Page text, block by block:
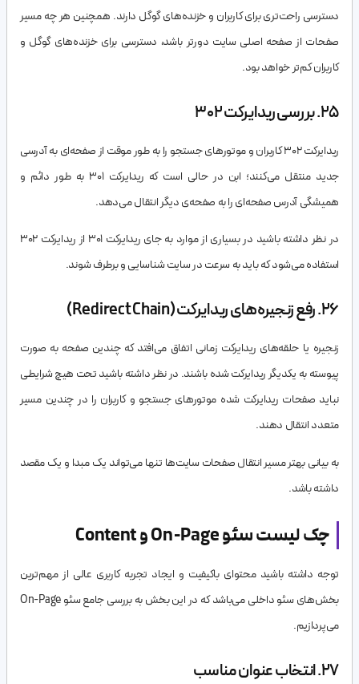
دسترسی راحت‌تری برای کاربران و خزنده‌های گوگل دارند. همچنین هر چه مسیر
صفحات از صفحه اصلی سایت دورتر باشد، دسترسی برای خزنده‌های گوگل و
کاربران کم‌تر خواهد بود.
25. بررسی ریدایرکت 302
ریدایرکت 302 کاربران و موتورهای جستجو را به طور موقت از صفحه‌ای به آدرسی
جدید منتقل می‌کنند؛ ابن در حالی است که ریدایرکت 301 به طور دائم و
همیشگی آدرس صفحه‌ای را به صفحه‌ی دیگر انتقال می‌دهد.
در نظر داشته باشید در بسیاری از موارد به جای ریدایرکت 301 از ریدایرکت 302
استفاده می‌شود که باید به سرعت در سایت شناسایی و برطرف شوند.
26. رفع زنجیره‌های ریدایرکت (Redirect Chain)
زنجیره یا حلقه‌های ریدایرکت زمانی اتفاق می‌افتد که چندین صفحه به صورت
پیوسته به یکدیگر ریدایرکت شده باشند. در نظر داشته باشید تحت هیچ شرایطی
نباید صفحات ریدایرکت شده موتورهای جستجو و کاربران را در چندین مسیر
متعدد انتقال دهند.
به بیانی بهتر مسیر انتقال صفحات سایت‌ها تنها می‌تواند یک مبدا و یک مقصد
داشته باشد.
چک لیست سئو On-Page و Content
توجه داشته باشید محتوای باکیفیت و ایجاد تجربه کاربری عالی از مهم‌ترین
بخش‌های سئو داخلی می‌باشد که در این بخش به بررسی جامع سئو On-Page
می‌پردازیم.
27. انتخاب عنوان مناسب